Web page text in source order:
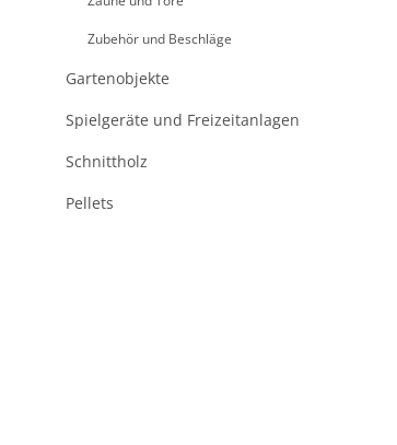
Zubehör und Beschläge
Gartenobjekte
Spielgeräte und Freizeitanlagen
Schnittholz
Pellets